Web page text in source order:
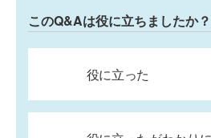
このQ&Aは役に立ちましたか？
役に立った